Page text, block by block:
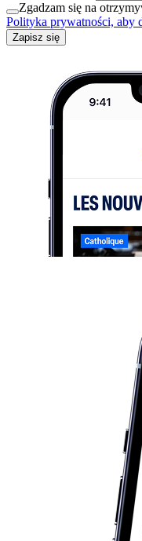
Zgadzam się na
Polityka prywatności, aby
Zapisz się